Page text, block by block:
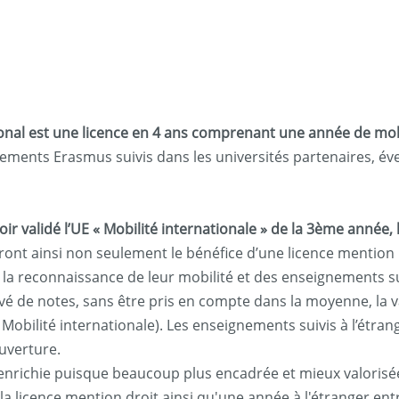
est une licence en 4 ans comprenant une année de
Erasmus suivis dans les universités partenaires,
validé l’UE « Mobilité internationale » de la 3ème
ainsi non seulement le bénéfice d’une licence
reconnaissance de leur mobilité et des enseignements
de notes, sans être pris en compte dans la moyenne, la
internationale). Les enseignements suivis à
puisque beaucoup plus encadrée et mieux